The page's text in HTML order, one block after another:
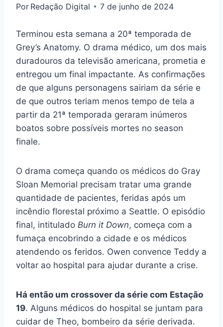
Por Redação Digital 7 de junho de 2024
Terminou esta semana a 20ª temporada de
Grey’s Anatomy. O drama médico, um dos mais
duradouros da televisão americana, prometia e
entregou um final impactante. As confirmações
de que alguns personagens sairiam da série e
de que outros teriam menos tempo de tela a
partir da 21ª temporada geraram inúmeros
boatos sobre possíveis mortes no season
finale.
O drama começa quando os médicos do Gray
Sloan Memorial precisam tratar uma grande
quantidade de pacientes, feridas após um
incêndio florestal próximo a Seattle. O episódio
final, intitulado Burn it Down, começa com a
fumaça encobrindo a cidade e os médicos
atendendo os feridos. Owen convence Teddy a
voltar ao hospital para ajudar durante a crise.
Há então um crossover da série com Estação
19. Alguns médicos do hospital se juntam para
cuidar de Theo, bombeiro da série derivada.